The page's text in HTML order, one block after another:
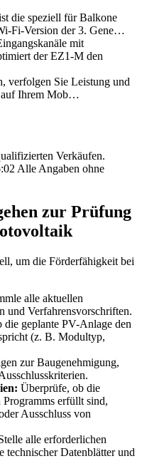
die speziell für Balkone
Fi-Version der 3. Gene…
mit
der EZ1-M den
verfolgen Sie Leistung und
auf Ihrem Mob…
Verkäufen.
Alle Angaben ohne
zur Prüfung
um die Förderfähigkeit bei
alle aktuellen
und Verfahrensvorschriften.
die geplante PV-Anlage den
(z. B. Modultyp,
zur Baugenehmigung,
Überprüfe, ob die
Programms erfüllt sind,
Ausschluss von
alle erforderlichen
technischer Datenblätter und